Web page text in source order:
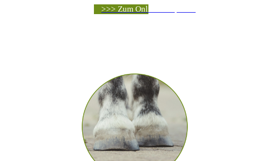
>>> Zum Online-Shop <<<